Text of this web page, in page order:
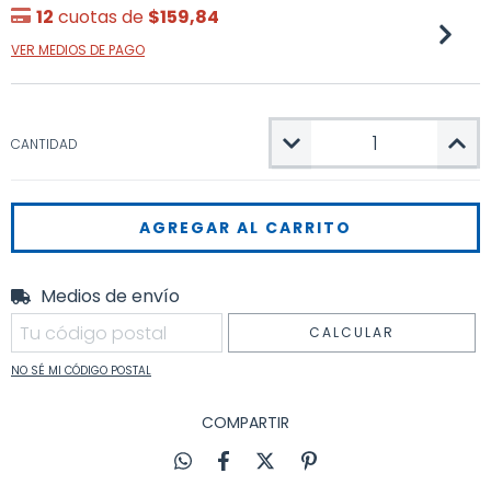
12 cuotas de $159,84
VER MEDIOS DE PAGO
CANTIDAD
Entregas para el CP:
Medios de envío
CALCULAR
NO SÉ MI CÓDIGO POSTAL
COMPARTIR